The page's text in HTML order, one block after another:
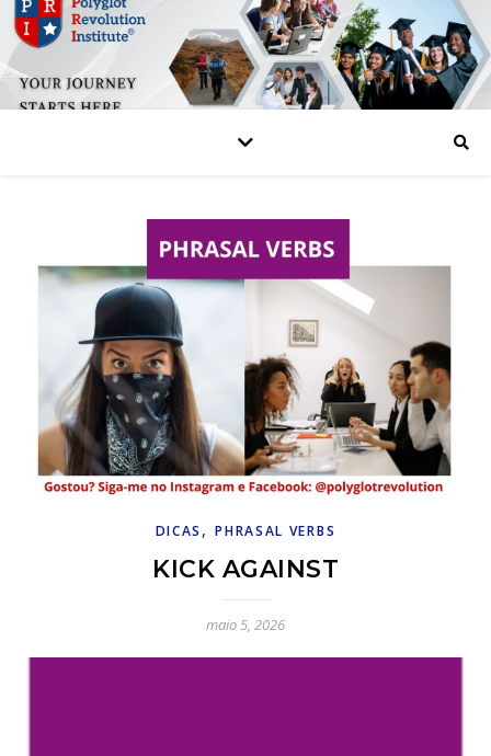
DICAS ,PHRASAL VERBS
KICK AGAINST
maio 5, 2026